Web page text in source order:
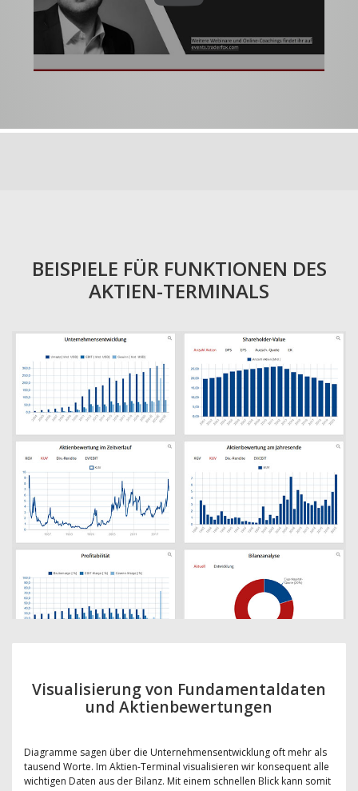
BEISPIELE FÜR FUNKTIONEN DES
AKTIEN-TERMINALS
Visualisierung von Fundamentaldaten
und Aktienbewertungen
Diagramme sagen über die Unternehmensentwicklung oft mehr als
tausend Worte. Im Aktien-Terminal visualisieren wir konsequent alle
wichtigen Daten aus der Bilanz. Mit einem schnellen Blick kann somit